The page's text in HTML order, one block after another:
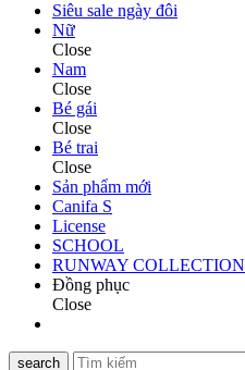
Siêu sale ngày đôi
Nữ
Close
Nam
Close
Bé gái
Close
Bé trai
Close
Sản phẩm mới
Canifa S
License
SCHOOL
RUNWAY COLLECTION
Đồng phục
Close
search